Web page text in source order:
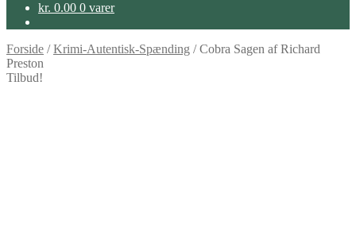
kr. 0.00 0 varer
Forside /Krimi-Autentisk-Spænding /Cobra Sagen af Richard
Preston
Tilbud!